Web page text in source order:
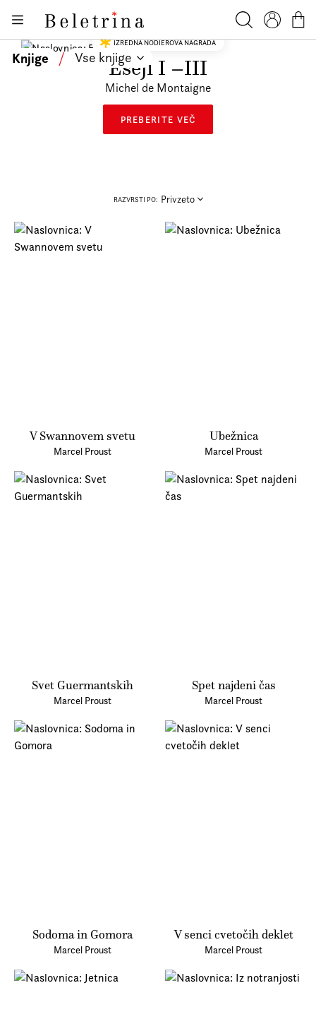
Beletrina
Knjige
Bralniki
Darilni e-boni
O nas
Knjige / Vse knjige
IZREDNA NODIEROVA NAGRADA
Eseji I –III
Michel de Montaigne
PREBERITE VEČ
RAZVRSTI PO: Privzeto
V Swannovem svetu
Marcel Proust
Ubežnica
Marcel Proust
Svet Guermantskih
Marcel Proust
Spet najdeni čas
Marcel Proust
Sodoma in Gomora
Marcel Proust
V senci cvetočih deklet
Marcel Proust